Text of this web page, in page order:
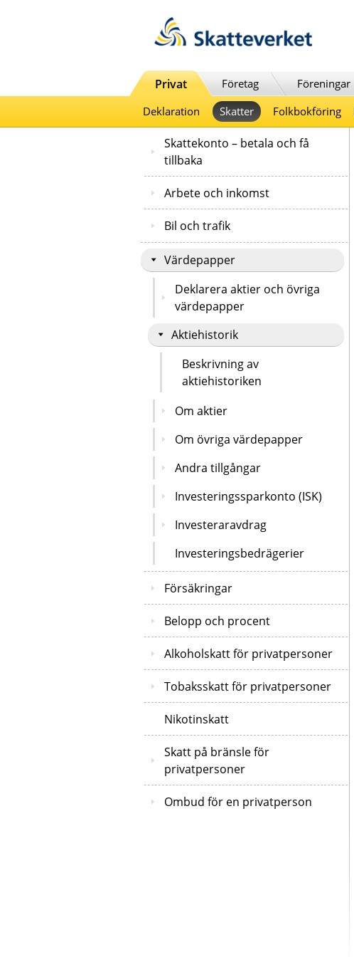
Privat Företag Föreningar
Deklaration
Skatter Folkbokföring
Skattekonto – betala och få
tillbaka
Arbete och inkomst
Bil och trafik
Värdepapper
Deklarera aktier och övriga
värdepapper
Aktiehistorik
Beskrivning av
aktiehistoriken
Om aktier
Om övriga värdepapper
Andra tillgångar
Investeringssparkonto (ISK)
Investeraravdrag
Investeringsbedrägerier
Försäkringar
Belopp och procent
Alkoholskatt för privatpersoner
Tobaksskatt för privatpersoner
Nikotinskatt
Skatt på bränsle för
privatpersoner
Ombud för en privatperson